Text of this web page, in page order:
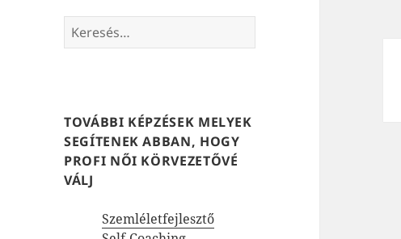
Keresés:
TOVÁBBI KÉPZÉSEK MELYEK
SEGÍTENEK ABBAN, HOGY
PROFI NŐI KÖRVEZETŐVÉ
VÁLJ
Szemléletfejlesztő